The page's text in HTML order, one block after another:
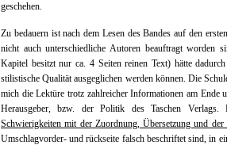
geschehen.
Zu bedauern ist nach dem Lesen des Bandes auf den
nicht auch unterschiedliche Autoren beauftragt worden
Kapitel besitzt nur ca. 4 Seiten reinen Text) hätte
stilistische Qualität ausgeglichen werden können. Die
mich die Lektüre trotz zahlreicher Informationen am Ende
Herausgeber, bzw. der Politik des Taschen Verlags.
Schwierigkeiten mit der Zuordnung, Übersetzung und der
Umschlagvorder- und rückseite falsch beschriftet sind, in